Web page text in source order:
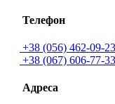
Телефон
+38 (056) 462-09-23
+38 (067) 606-77-33
Адреса